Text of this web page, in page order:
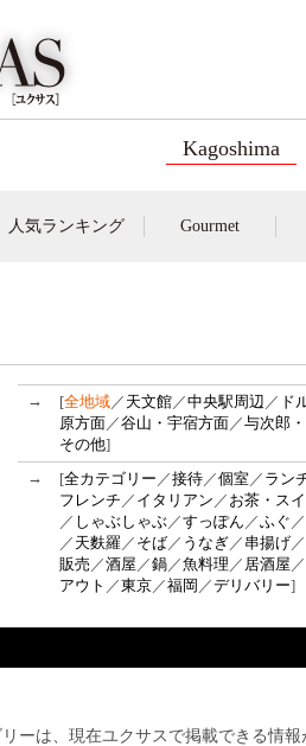
Kagoshima
人気ランキング Gourmet
→ [全地域／ 天文館／中央駅周辺 ／ ド
原方面／谷山・宇宿方面／与次郎
その他]
→
[全カテゴリー ／接待／個室／ ラン
フレンチ ／ イタリアン ／ お茶・ス
／ しゃぶしゃぶ／すっぽん ／ふぐ ／
／ 天麩羅／ そば／ うなぎ／ 串揚げ／
販売 ／酒屋 ／鍋／魚料理 ／ 居酒屋 ／
アウト ／東京／福岡 ／デリバリー]
ーは、現在ユクサスで掲載できる情